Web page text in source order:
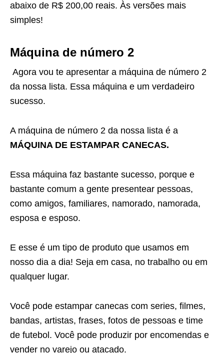
abaixo de R$ 200,00 reais. Às versões mais
simples!
Máquina de número 2
Agora vou te apresentar a máquina de número 2
da nossa lista. Essa máquina e um verdadeiro
sucesso.
A máquina de número 2 da nossa lista é a
MÁQUINA DE ESTAMPAR CANECAS.
Essa máquina faz bastante sucesso, porque e
bastante comum a gente presentear pessoas,
como amigos, familiares, namorado, namorada,
esposa e esposo.
E esse é um tipo de produto que usamos em
nosso dia a dia! Seja em casa, no trabalho ou em
qualquer lugar.
Você pode estampar canecas com series, filmes,
bandas, artistas, frases, fotos de pessoas e time
de futebol. Você pode produzir por encomendas e
vender no varejo ou atacado.